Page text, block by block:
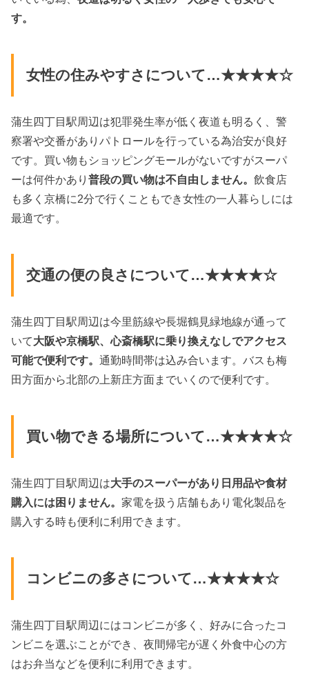
す。
女性の住みやすさについて…★★★★☆
蒲生四丁目駅周辺は犯罪発生率が低く夜道も明るく、警
察署や交番がありパトロールを行っている為治安が良好
です。買い物もショッピングモールがないですがスーパ
ーは何件かあり普段の買い物は不自由しません。飲食店
も多く京橋に2分で行くこともでき女性の一人暮らしには
最適です。
交通の便の良さについて…★★★★☆
蒲生四丁目駅周辺は今里筋線や長堀鶴見緑地線が通って
いて大阪や京橋駅、心斎橋駅に乗り換えなしでアクセス
可能で便利です。通勤時間帯は込み合います。バスも梅
田方面から北部の上新庄方面までいくので便利です。
買い物できる場所について…★★★★☆
蒲生四丁目駅周辺は大手のスーパーがあり日用品や食材
購入には困りません。家電を扱う店舗もあり電化製品を
購入する時も便利に利用できます。
コンビニの多さについて…★★★★☆
蒲生四丁目駅周辺にはコンビニが多く、好みに合ったコ
ンビニを選ぶことができ、夜間帰宅が遅く外食中心の方
はお弁当などを便利に利用できます。